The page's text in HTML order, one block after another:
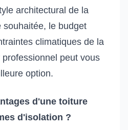
architectural de la
souhaitée, le budget
climatiques de la
peut vous
option.
d'une toiture
d'isolation ?